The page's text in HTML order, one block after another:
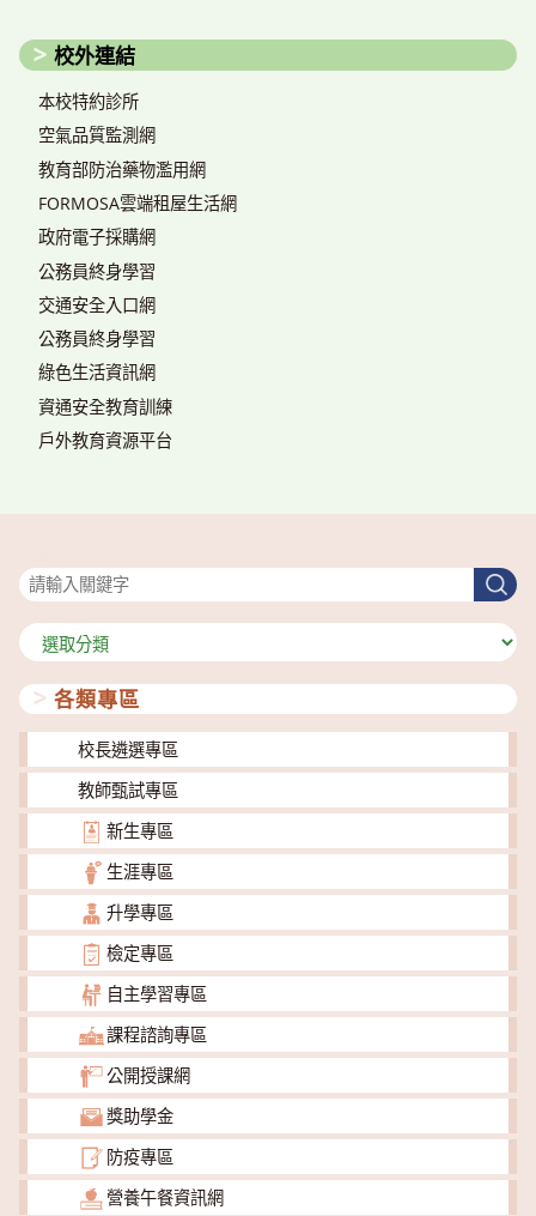
校外連結
本校特約診所
空氣品質監測網
教育部防治藥物濫用網
FORMOSA雲端租屋生活網
政府電子採購網
公務員終身學習
交通安全入口網
公務員終身學習
綠色生活資訊網
資通安全教育訓練
戶外教育資源平台
搜
尋
分
類
各類專區
校長遴選專區
教師甄試專區
新生專區
生涯專區
升學專區
檢定專區
自主學習專區
課程諮詢專區
公開授課網
獎助學金
防疫專區
營養午餐資訊網